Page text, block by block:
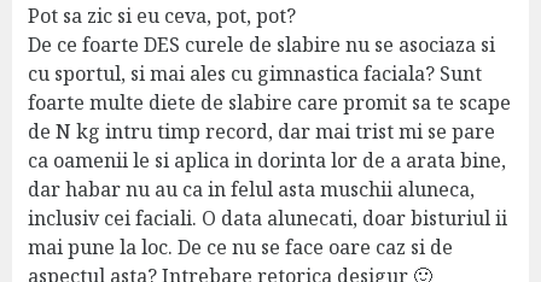
s
:
Pot sa zic si eu ceva, pot, pot?
De ce foarte DES curele de slabire nu se asociaza si
cu sportul, si mai ales cu gimnastica faciala? Sunt
foarte multe diete de slabire care promit sa te scape
de N kg intru timp record, dar mai trist mi se pare
ca oamenii le si aplica in dorinta lor de a arata bine,
dar habar nu au ca in felul asta muschii aluneca,
inclusiv cei faciali. O data alunecati, doar bisturiul ii
mai pune la loc. De ce nu se face oare caz si de
aspectul asta? Intrebare retorica desigur 🙂